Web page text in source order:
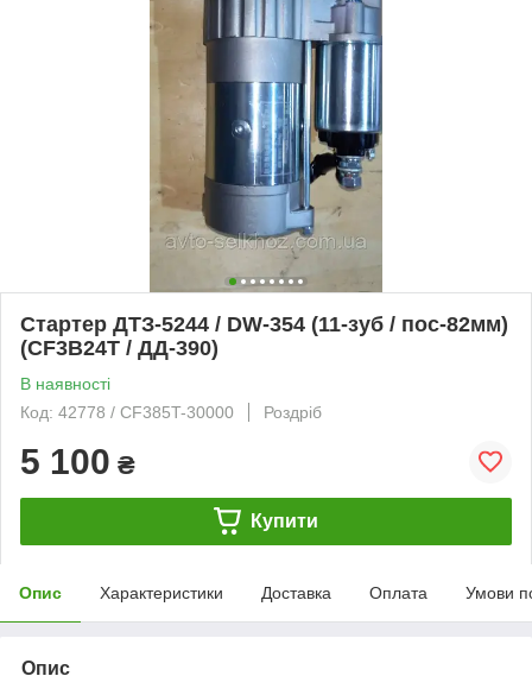
Стартер ДТЗ-5244 / DW-354 (11-зуб / пос-82мм)
(СF3B24T / ДД-390)
В наявності
Код: 42778 / CF385T-30000
Роздріб
5 100 ₴
Купити
Опис Характеристики Доставка Оплата Умови
Опис